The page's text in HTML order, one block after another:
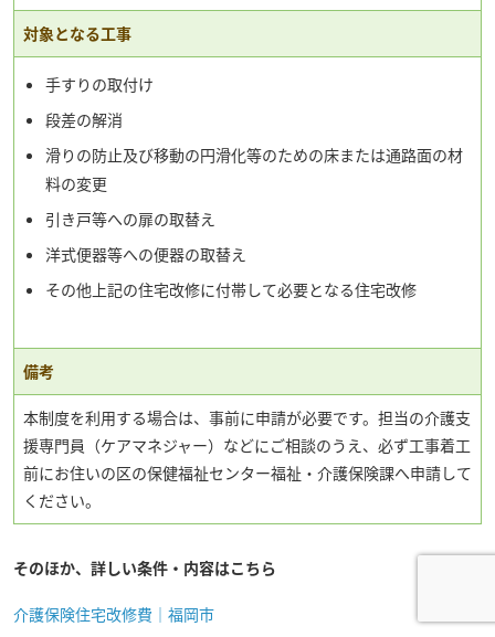
対象となる工事
手すりの取付け
段差の解消
滑りの防止及び移動の円滑化等のための床または通路面の材
料の変更
引き戸等への扉の取替え
洋式便器等への便器の取替え
その他上記の住宅改修に付帯して必要となる住宅改修
備考
本制度を利用する場合は、事前に申請が必要です。担当の介護支
援専門員（ケアマネジャー）などにご相談のうえ、必ず工事着工
前にお住いの区の保健福祉センター福祉・介護保険課へ申請して
ください。
そのほか、詳しい条件・内容はこちら
介護保険住宅改修費｜福岡市